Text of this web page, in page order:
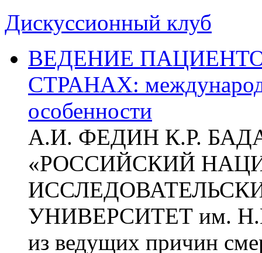
Дискуссионный клуб
ВЕДЕНИЕ
СТРАНАХ:
особенности
А.И. ФЕДИН К.Р.
«РОССИЙСКИЙ
УНИВЕРСИТЕТ им.
из ведущих причин